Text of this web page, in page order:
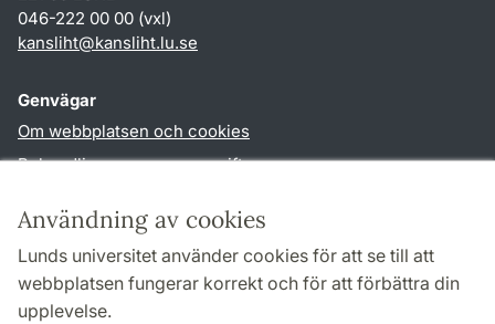
Användning av cookies
Lunds universitet använder cookies för att se till att
webbplatsen fungerar korrekt och för att förbättra din
upplevelse.
046-222 00 00 (vxl)
kansliht@kansliht.lu.se
Genvägar
Om webbplatsen och cookies
Behandling av personuppgifter
TYPO3-login
Följ oss i sociala medier